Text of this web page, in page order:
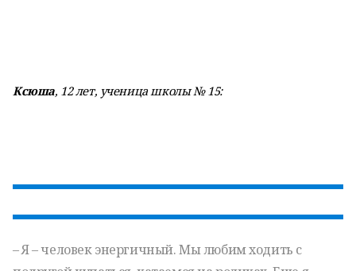
Ксюша, 12 лет, ученица школы № 15:
– Я – человек энергичный. Мы любим ходить с